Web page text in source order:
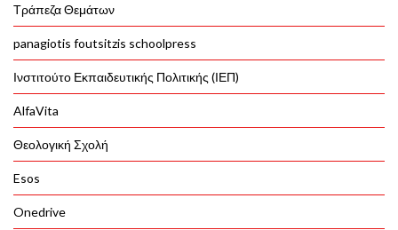
Τράπεζα Θεμάτων
panagiotis foutsitzis schoolpress
Ινστιτούτο Εκπαιδευτικής Πολιτικής (ΙΕΠ)
AlfaVita
Θεολογική Σχολή
Esos
Onedrive